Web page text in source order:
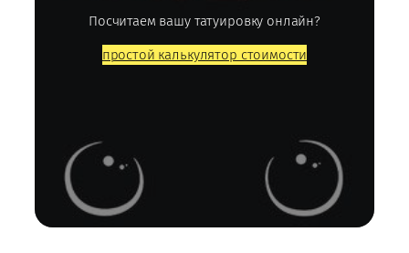
Посчитаем вашу татуировку онлайн?
простой калькулятор стоимости